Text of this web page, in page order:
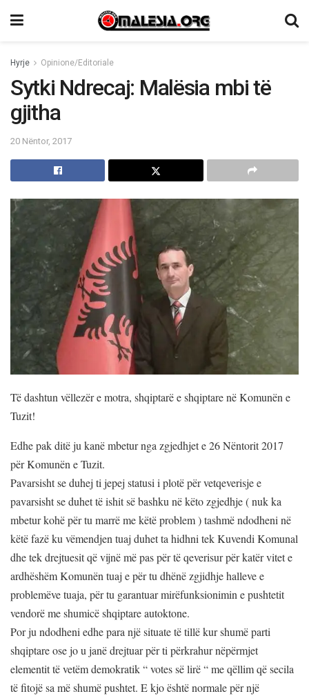
Hyrje Opinione/Editoriale
Sytki Ndrecaj: Malësia mbi të
gjitha
20 Nëntor, 2017
Të dashtun vëllezër e motra, shqiptarë e shqiptare në Komunën e
Tuzit!
Edhe pak ditë ju kanë mbetur nga zgjedhjet e 26 Nëntorit 2017
për Komunën e Tuzit.
Pavarsisht se duhej ti jepej statusi i plotë për vetqeverisje e
pavarsisht se duhet të ishit së bashku në këto zgjedhje ( nuk ka
mbetur kohë për tu marrë me këtë problem ) tashmë ndodheni në
këtë fazë ku vëmendjen tuaj duhet ta hidhni tek Kuvendi Komunal
dhe tek drejtuesit që vijnë më pas për të qeverisur për katër vitet e
ardhëshëm Komunën tuaj e për tu dhënë zgjidhje halleve e
problemëve tuaja, për tu garantuar mirëfunksionimin e pushtetit
vendorë me shumicë shqiptare autoktone.
Por ju ndodheni edhe para një situate të tillë kur shumë parti
shqiptare ose jo u janë drejtuar për ti përkrahur nëpërmjet
elementit të vetëm demokratik “ votes së lirë “ me qëllim që secila
të fitojë sa më shumë pushtet. E kjo është normale për një